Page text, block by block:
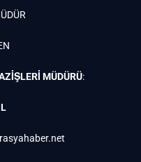
MÜDÜRÜ: